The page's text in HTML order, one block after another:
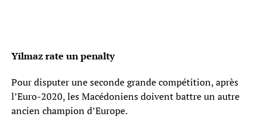
Yilmaz rate un penalty
Pour disputer une seconde grande compétition, après
l’Euro-2020, les Macédoniens doivent battre un autre
ancien champion d’Europe.